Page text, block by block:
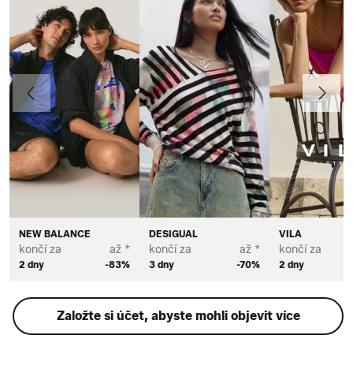
NEW BALANCE
končí za
2 dny
až *
-83%
DESIGUAL
končí za
3 dny
až *
-70%
VILA
končí za
2 dny
Předchozí Další
Založte si účet, abyste mohli objevit více